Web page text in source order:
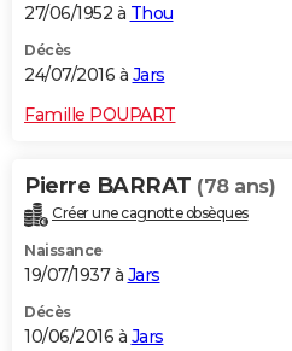
27/06/1952 à Thou
Décès
24/07/2016 à Jars
Famille POUPART
Pierre BARRAT (78 ans)
Créer une cagnotte obsèques
Naissance
19/07/1937 à Jars
Décès
10/06/2016 à Jars